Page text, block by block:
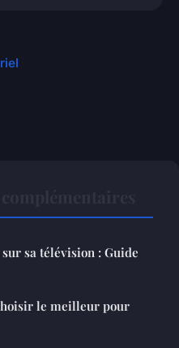
sa télévision : Guide
le meilleur pour